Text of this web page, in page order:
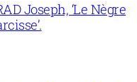
Joseph, ‘Le Nègre